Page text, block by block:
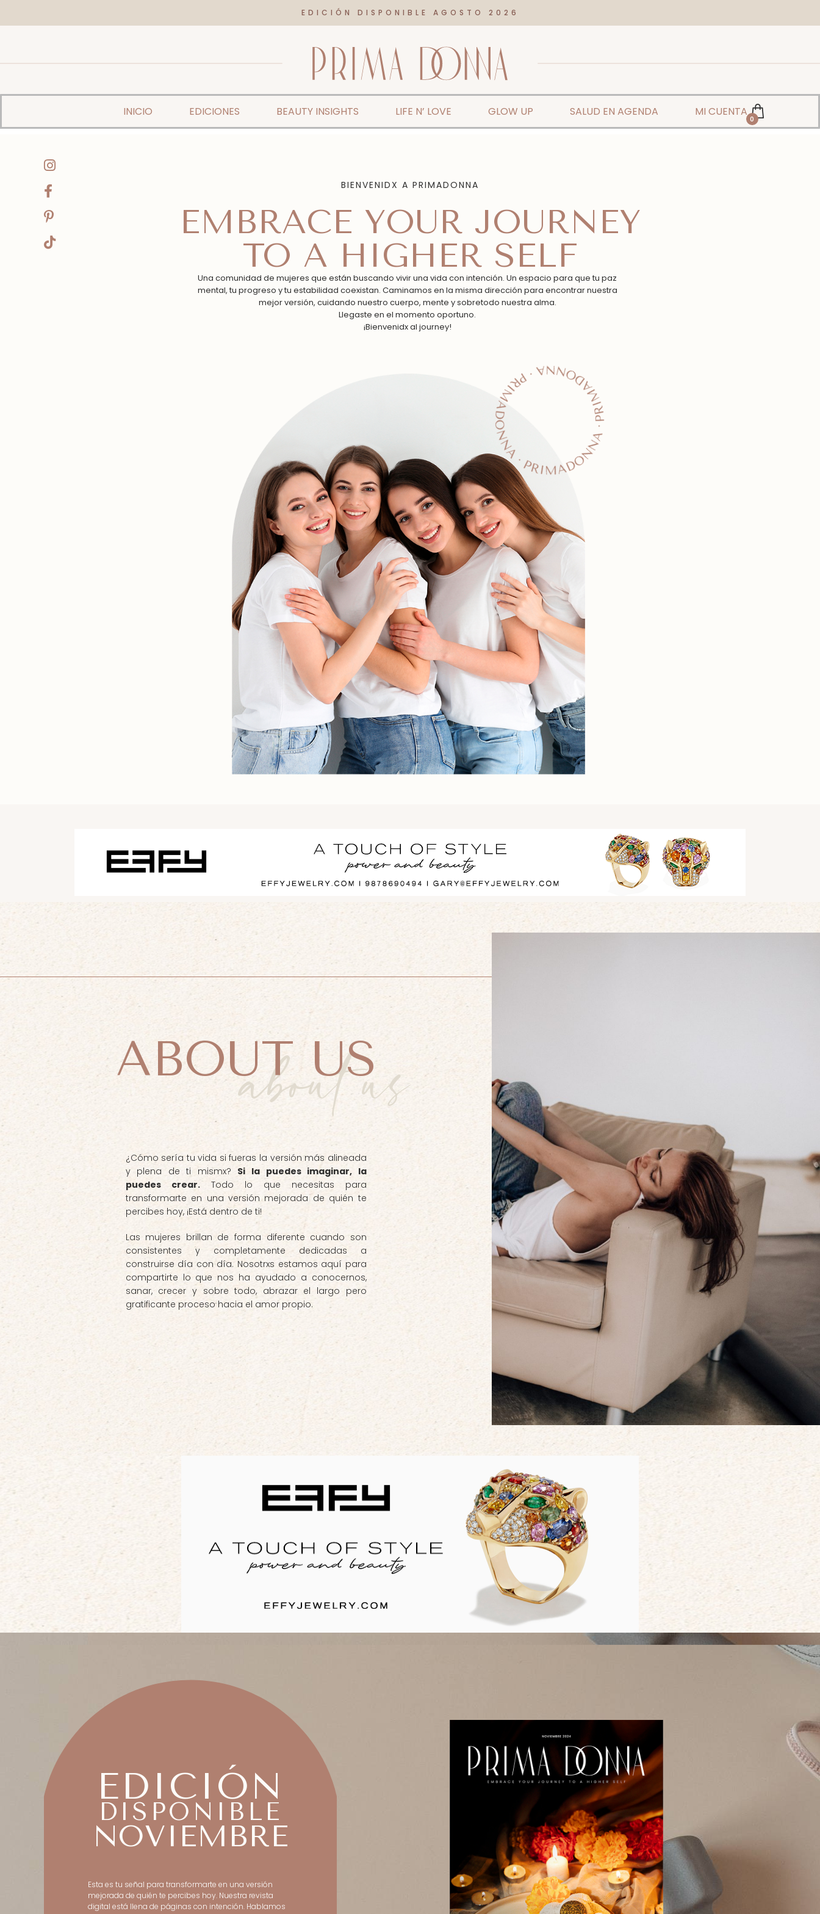
EDICIÓN DISPONIBLE AGOSTO 2026
INICIO EDICIONES BEAUTY INSIGHTS LIFE N’ LOVE GLOW UP SALUD EN AGENDA MI CUENTA
0
BIENVENIDX A PRIMADONNA
EMBRACE YOUR JOURNEY
TO A HIGHER SELF
Una comunidad de mujeres que están buscando vivir una vida con intención. Un espacio para que tu paz
mental, tu progreso y tu estabilidad coexistan. Caminamos en la misma dirección para encontrar nuestra
mejor versión, cuidando nuestro cuerpo, mente y sobretodo nuestra alma.
Llegaste en el momento oportuno.
¡Bienvenidx al journey!
ABOUT US
about us
¿Cómo sería tu vida si fueras la versión más alineada
y plena de ti mismx? Si la puedes imaginar, la
puedes crear.Todo lo que necesitas para
transformarte en una versión mejorada de quién te
percibes hoy, ¡Está dentro de ti!
Las mujeres brillan de forma diferente cuando son
consistentes y completamente dedicadas a
construirse día con día. Nosotrxs estamos aquí para
compartirte lo que nos ha ayudado a conocernos,
sanar, crecer y sobre todo, abrazar el largo pero
gratificante proceso hacia el amor propio.
EDICIÓN
DISPONIBLE
NOVIEMBRE
Esta es tu señal para transformarte en una versión
mejorada de quién te percibes hoy. Nuestra revista
digital está llena de páginas con intención. Hablamos